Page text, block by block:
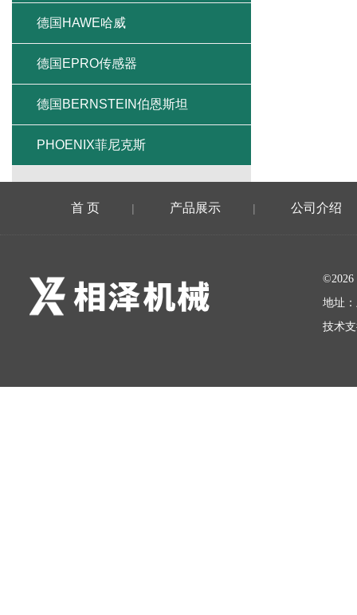
德国HAWE哈威
德国EPRO传感器
德国BERNSTEIN伯恩斯坦
PHOENIX菲尼克斯
首 页 | 产品展示 | 公司介绍
地址
技术